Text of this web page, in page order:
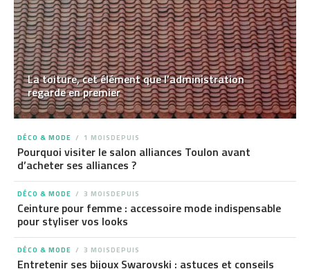
La toiture, cet élément que l’administration
regarde en premier
DÉCO & MODE 1 MOISDEPUIS
Pourquoi visiter le salon alliances Toulon avant
d’acheter ses alliances ?
DÉCO & MODE 3 MOISDEPUIS
Ceinture pour femme : accessoire mode indispensable
pour styliser vos looks
DÉCO & MODE 3 MOISDEPUIS
Entretenir ses bijoux Swarovski : astuces et conseils